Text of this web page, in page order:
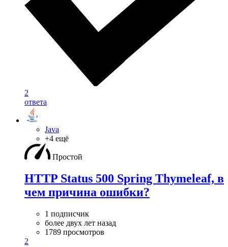
2
ответа
Java
+4 ещё
Простой
HTTP Status 500 Spring Thymeleaf, в
чем причина ошибки?
1 подписчик
более двух лет назад
1789 просмотров
2